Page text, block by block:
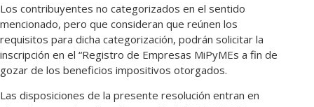
Los contribuyentes no categorizados en el sentido
mencionado, pero que consideran que reúnen los
requisitos para dicha categorización, podrán solicitar la
inscripción en el “Registro de Empresas MiPyMEs a fin de
gozar de los beneficios impositivos otorgados.
Las disposiciones de la presente resolución entran en